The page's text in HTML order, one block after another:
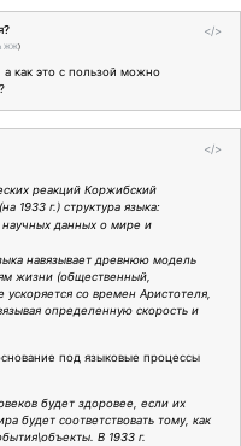
</>
ЖЖ)
как это с пользой можно
</>
реакций Коржибский
1933 г.) структура языка:
данных о мире и
навязывает древнюю модель
жизни (общественный,
со времен Аристотеля,
определенную скорость и
под языковые процессы
будет здоровее, если их
будет соответствовать тому, как
В 1933 г.